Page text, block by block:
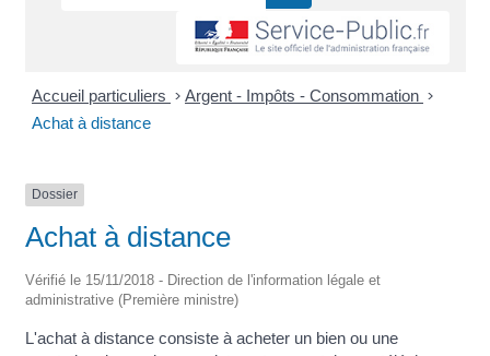
Accueil particuliers > Argent - Impôts - Consommation >
Achat à distance
Dossier
Achat à distance
Vérifié le 15/11/2018 - Direction de l'information légale et
administrative (Première ministre)
L'achat à distance consiste à acheter un bien ou une